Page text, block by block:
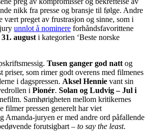
nikk fra presse og bransje til følge. Andre
vært preget av frustrasjon og sinne, som i
unnlot å nominere forhåndsfavorittene
31. august i kategorien ‘Beste norske
Tusen ganger god natt og
priser, som rimer godt overens med filmenes
i dagspressen. Aksel Hennie vant sin
i Pionér. Solan og Ludvig – Jul i
Samhørigheten mellom kritikernes
filmer pressen generelt har viet
Amanda-juryen er med andre ord påfallende
forutsigbart – to say the least.